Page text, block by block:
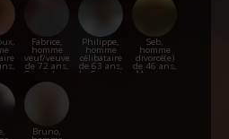
Fabrice,
homme
veuf/veuve
de 72 ans,
Courtelevant
Philippe,
homme
célibataire
de 63 ans,
Le Creusot
Seb,
homme
divorcé(e)
de 46 ans,
Marcigny
Bruno,